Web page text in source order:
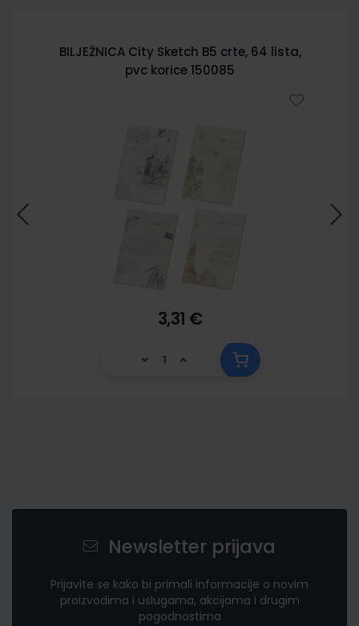
BILJEŽNICA City Sketch B5 crte, 64 lista,
pvc korice 150085
3,31 €
Newsletter prijava
Prijavite se kako bi primali informacije o novim
proizvodima i uslugama, akcijama i drugim
pogodnostima